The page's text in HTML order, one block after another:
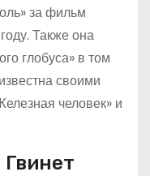
за фильм
Также она
глобуса» в том
своими
человек» и